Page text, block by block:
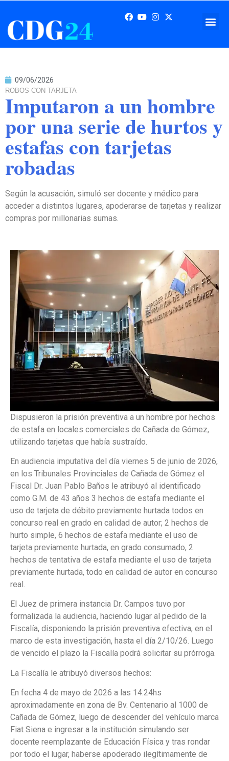
09/06/2026
ROBOS CON TARJETA
Imputaron a un hombre
por una serie de hurtos y
estafas con tarjetas
robadas
Según la acusación, simuló ser docente y médico para
acceder a distintos lugares, apoderarse de tarjetas y realizar
compras por millonarias sumas.
Dispusieron la prisión preventiva a un hombre por hechos
de estafa en locales comerciales de Cañada de Gómez,
utilizando tarjetas que había sustraído.
En audiencia imputativa del día viernes 5 de junio de 2026,
en los Tribunales Provinciales de Cañada de Gómez el
Fiscal Dr. Juan Pablo Baños le atribuyó al identificado
como G.M. de 43 años 3 hechos de estafa mediante el
uso de tarjeta de débito previamente hurtada todos en
concurso real en grado en calidad de autor; 2 hechos de
hurto simple, 6 hechos de estafa mediante el uso de
tarjeta previamente hurtada, en grado consumado, 2
hechos de tentativa de estafa mediante el uso de tarjeta
previamente hurtada, todo en calidad de autor en concurso
real.
El Juez de primera instancia Dr. Campos tuvo por
formalizada la audiencia, haciendo lugar al pedido de la
Fiscalía, disponiendo la prisión preventiva efectiva, en el
marco de esta investigación, hasta el día 2/10/26. Luego
de vencido el plazo la Fiscalía podrá solicitar su prórroga.
La Fiscalía le atribuyó diversos hechos:
En fecha 4 de mayo de 2026 a las 14:24hs
aproximadamente en zona de Bv. Centenario al 1000 de
Cañada de Gómez, luego de descender del vehículo marca
Fiat Siena e ingresar a la institución simulando ser
docente reemplazante de Educación Física y tras rondar
por todo el lugar, haberse apoderado ilegítimamente de